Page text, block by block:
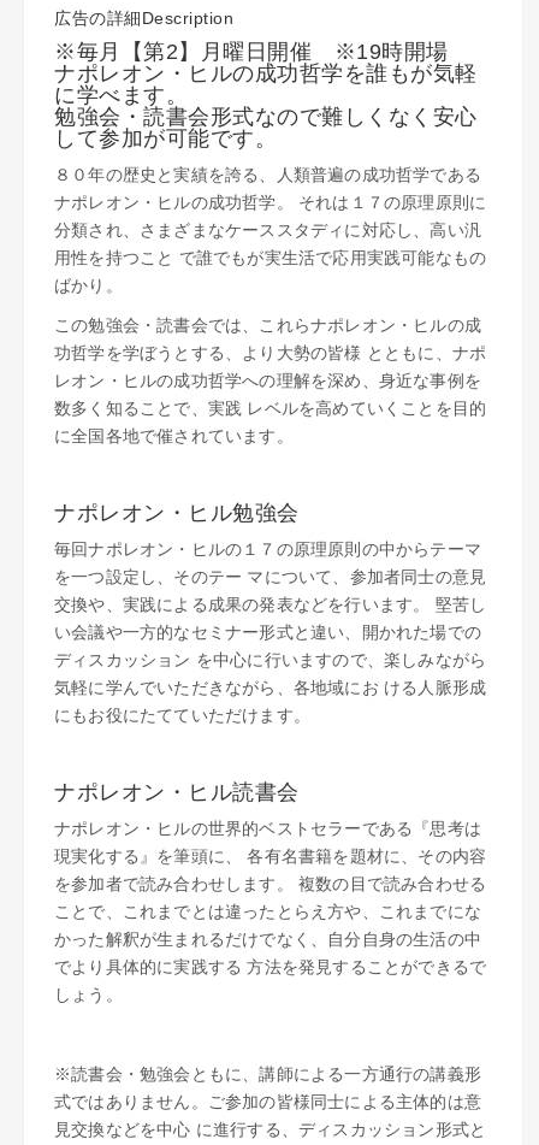
広告の詳細Description
※毎月【第2】月曜日開催 ※19時開場
ナポレオン・ヒルの成功哲学を誰もが気軽
に学べます。
勉強会・読書会形式なので難しくなく安心
して参加が可能です。
８０年の歴史と実績を誇る、人類普遍の成功哲学である
ナポレオン・ヒルの成功哲学。 それは１７の原理原則に
分類され、さまざまなケーススタディに対応し、高い汎
用性を持つこと で誰でもが実生活で応用実践可能なもの
ばかり。
この勉強会・読書会では、これらナポレオン・ヒルの成
功哲学を学ぼうとする、より大勢の皆様 とともに、ナポ
レオン・ヒルの成功哲学への理解を深め、身近な事例を
数多く知ることで、実践 レベルを高めていくことを目的
に全国各地で催されています。
ナポレオン・ヒル勉強会
毎回ナポレオン・ヒルの１７の原理原則の中からテーマ
を一つ設定し、そのテー マについて、参加者同士の意見
交換や、実践による成果の発表などを行います。 堅苦し
い会議や一方的なセミナー形式と違い、開かれた場での
ディスカッション を中心に行いますので、楽しみながら
気軽に学んでいただきながら、各地域にお ける人脈形成
にもお役にたてていただけます。
ナポレオン・ヒル読書会
ナポレオン・ヒルの世界的ベストセラーである『思考は
現実化する』を筆頭に、 各有名書籍を題材に、その内容
を参加者で読み合わせします。 複数の目で読み合わせる
ことで、これまでとは違ったとらえ方や、これまでにな
かった解釈が生まれるだけでなく、自分自身の生活の中
でより具体的に実践する 方法を発見することができるで
しょう。
※読書会・勉強会ともに、講師による一方通行の講義形
式ではありません。ご参加の皆様同士による主体的は意
見交換などを中心 に進行する、ディスカッション形式と